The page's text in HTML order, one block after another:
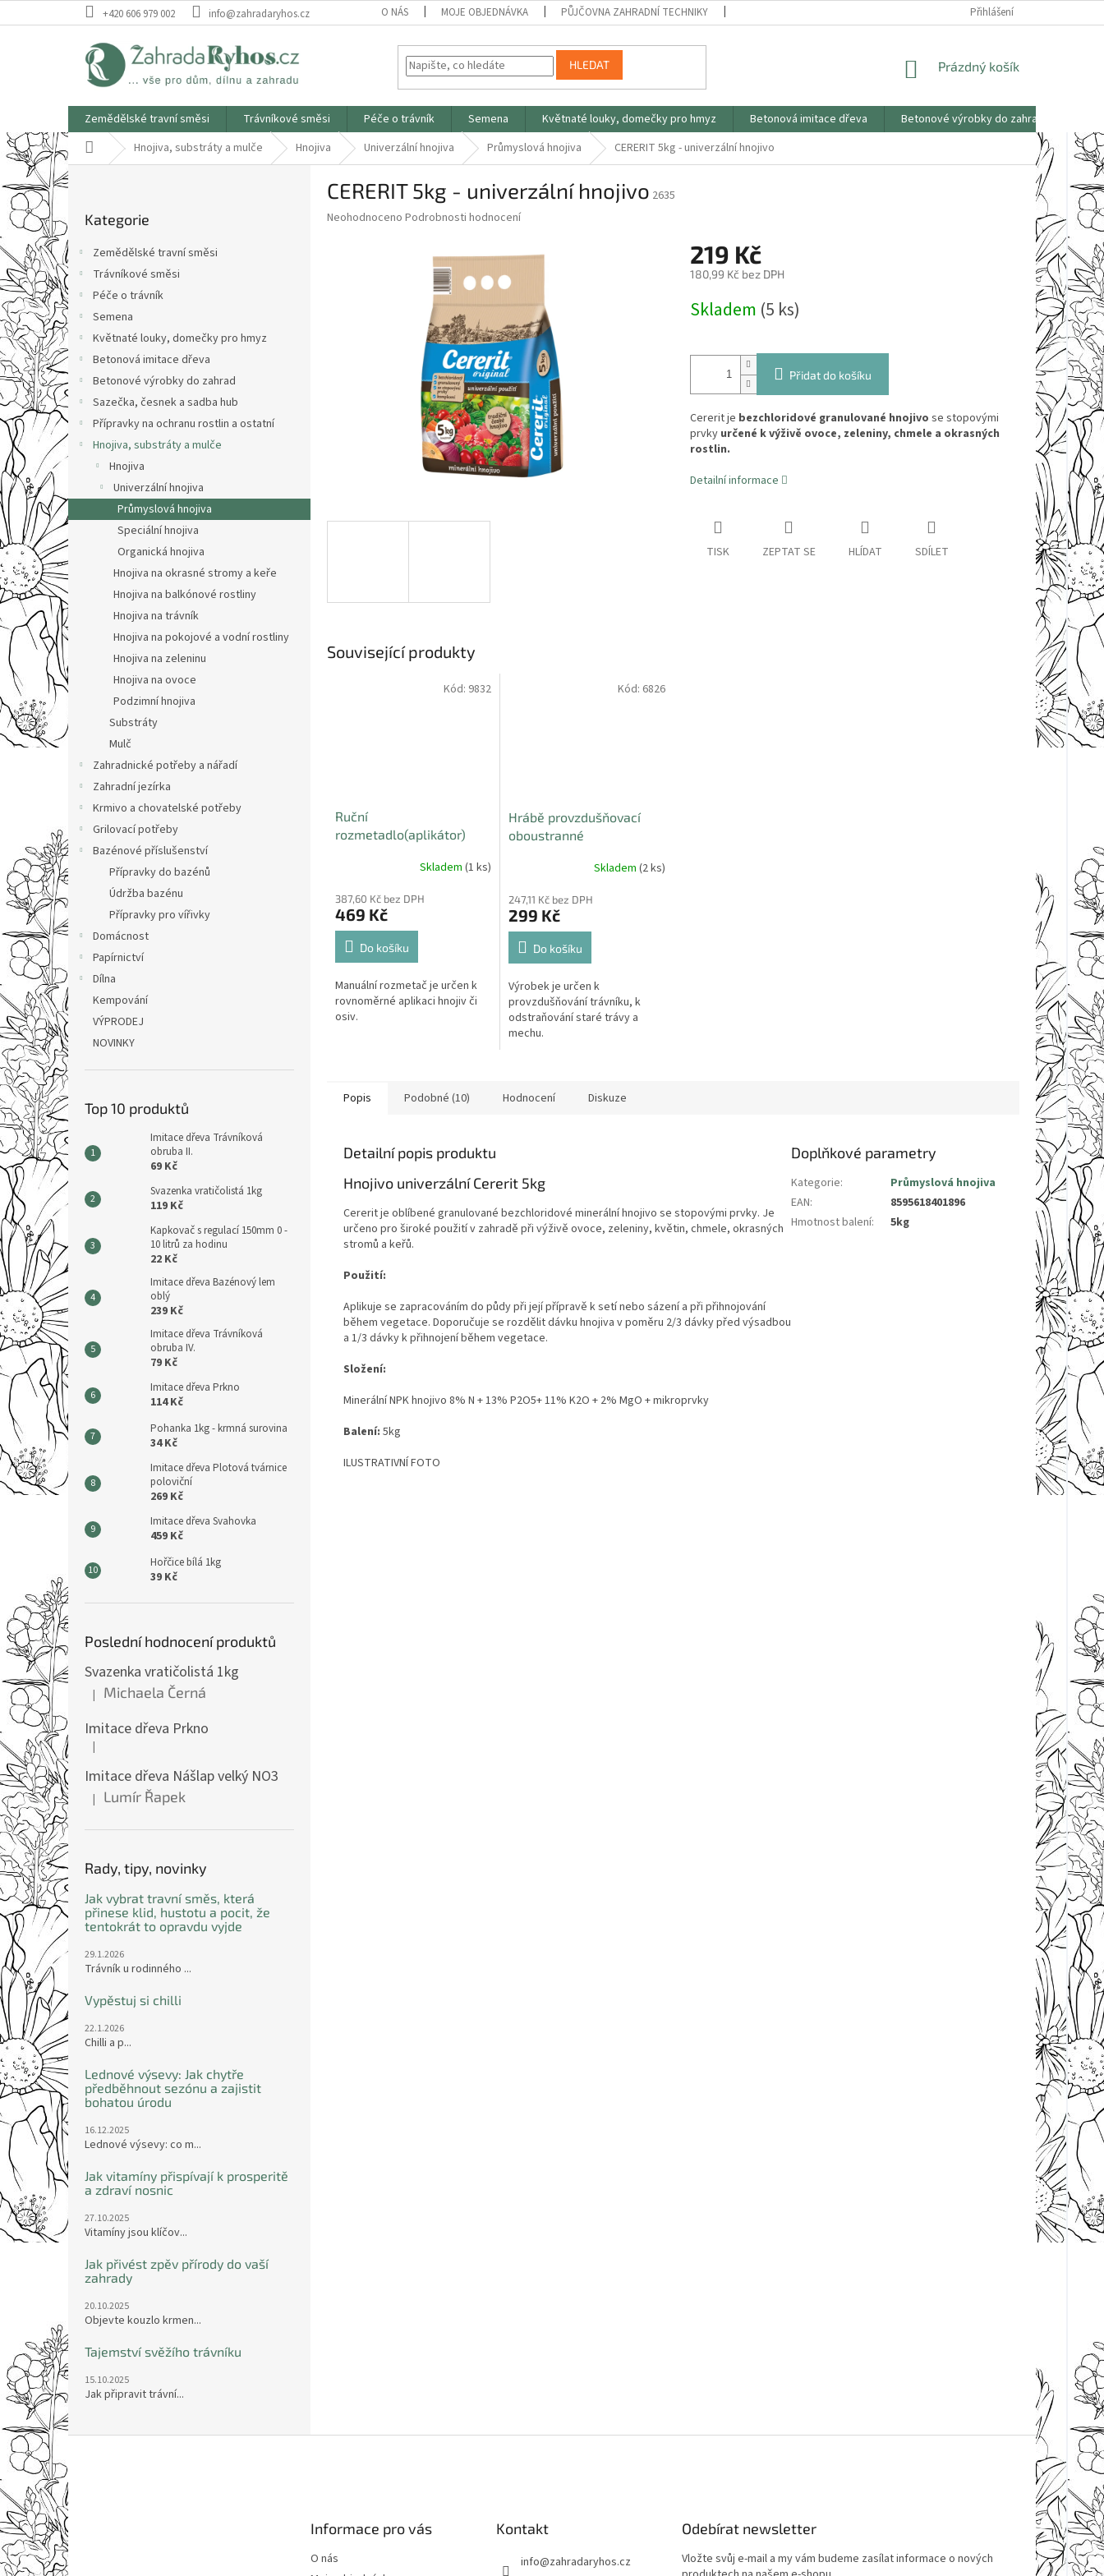
na
+420 606 979 002 info@zahradaryhos.cz O NÁS MOJE OBJEDNÁVKA PŮJČOVNA ZAHRADNÍ TECHNIKY PODMÍNKY OCHRANY
Přihlášení
HLEDAT
NÁKUPNÍ
Prázdný košík
Zemědělské travní směsi Trávníkové směsi Péče o trávník Semena Květnaté louky, domečky pro hmyz Betonová imitace dřeva Betonové výrobky do zahrad
Domů Hnojiva, substráty a mulče Hnojiva Univerzální hnojiva Průmyslová hnojiva CERERIT 5kg - univerzální hnojivo
P
o
r
a
n
n
í
p
a
n
e
l
kategorie
Kategorie
Zemědělské travní směsi
Trávníkové směsi
Péče o trávník
Semena
Květnaté louky, domečky pro hmyz
Betonová imitace dřeva
Betonové výrobky do zahrad
Sazečka, česnek a sadba hub
Přípravky na ochranu rostlin a ostatní
Hnojiva, substráty a mulče
Hnojiva
Univerzální hnojiva
Průmyslová hnojiva
Speciální hnojiva
Organická hnojiva
Hnojiva na okrasné stromy a keře
Hnojiva na balkónové rostliny
Hnojiva na trávník
Hnojiva na pokojové a vodní rostliny
Hnojiva na zeleninu
Hnojiva na ovoce
Podzimní hnojiva
Substráty
Mulč
Zahradnické potřeby a nářadí
Zahradní jezírka
Krmivo a chovatelské potřeby
Grilovací potřeby
Bazénové příslušenství
Přípravky do bazénů
Údržba bazénu
Přípravky pro vířivky
Domácnost
Papírnictví
Dílna
Kempování
VÝPRODEJ
NOVINKY
Top 10 produktů
Imitace dřeva Trávníková
obruba II.
69 Kč
Svazenka vratičolistá 1kg
119 Kč
Kapkovač s regulací 150mm 0 -
10 litrů za hodinu
22 Kč
Imitace dřeva Bazénový lem
oblý
239 Kč
Imitace dřeva Trávníková
obruba IV.
79 Kč
Imitace dřeva Prkno
114 Kč
Pohanka 1kg - krmná surovina
34 Kč
Imitace dřeva Plotová tvárnice
poloviční
269 Kč
Imitace dřeva Svahovka
459 Kč
Hořčice bílá 1kg
39 Kč
Poslední hodnocení produktů
Svazenka vratičolistá 1kg
Hodnocení produktu je 5 z 5 hvězdiček.
| Michaela Černá
Imitace dřeva Prkno
Hodnocení produktu je 5 z 5 hvězdiček.
|
Imitace dřeva Nášlap velký NO3
Hodnocení produktu je 5 z 5 hvězdiček.
| Lumír Řapek
Rady, tipy, novinky
Jak vybrat travní směs, která
přinese klid, hustotu a pocit, že
tentokrát to opravdu vyjde
29.1.2026
Trávník u rodinného ...
Vypěstuj si chilli
22.1.2026
Chilli a p...
Lednové výsevy: Jak chytře
předběhnout sezónu a zajistit
bohatou úrodu
16.12.2025
Lednové výsevy: co m...
Jak vitamíny přispívají k prosperitě
a zdraví nosnic
27.10.2025
Vitamíny jsou klíčov...
Jak přivést zpěv přírody do vaší
zahrady
20.10.2025
Objevte kouzlo krmen...
Tajemství svěžího trávníku
15.10.2025
Jak připravit trávní...
CERERIT 5kg - univerzální hnojivo 2635
Průměrné
Neohodnoceno Podrobnosti hodnocení
219 Kč
180,99 Kč bez DPH
cena:
Skladem (5 ks)
Přidat do košíku
Cererit je bezchloridové granulované hnojivo se stopovými
prvky určené k výživě ovoce, zeleniny, chmele a okrasných
rostlin.
Detailní informace
TISK ZEPTAT SE HLÍDAT SDÍLET
Související produkty
Ruční
rozmetadlo(aplikátor)
Skladem (1 ks)
387,60 Kč bez DPH
469 Kč
Do košíku
Manuální rozmetač je určen k
rovnoměrné aplikaci hnojiv či
osiv.
Kód: 9832
Hrábě provzdušňovací
oboustranné
Skladem (2 ks)
247,11 Kč bez DPH
299 Kč
Do košíku
Výrobek je určen k
provzdušňování trávníku, k
odstraňování staré trávy a
mechu.
Kód: 6826
Popis Podobné (10) Hodnocení Diskuze
Detailní popis produktu
Hnojivo univerzální Cererit 5kg
Cererit je oblíbené granulované bezchloridové minerální hnojivo se stopovými prvky. Je
určeno pro široké použití v zahradě při výživě ovoce, zeleniny, květin, chmele, okrasných
stromů a keřů.
Použití:
Aplikuje se zapracováním do půdy při její přípravě k setí nebo sázení a při přihnojování
během vegetace. Doporučuje se rozdělit dávku hnojiva v poměru 2/3 dávky před výsadbou
a 1/3 dávky k přihnojení během vegetace.
Složení:
Minerální NPK hnojivo 8% N + 13% P2O5+ 11% K2O + 2% MgO + mikroprvky
Balení: 5kg
ILUSTRATIVNÍ FOTO
Doplňkové parametry
Kategorie:
Průmyslová hnojiva
EAN:
8595618401896
Hmotnost balení: 5kg
p
a
í
Informace pro vás
O nás
Kontakt
info@zahradaryhos.cz
Odebírat newsletter
Vložte svůj e-mail a my vám budeme zasílat informace o nových